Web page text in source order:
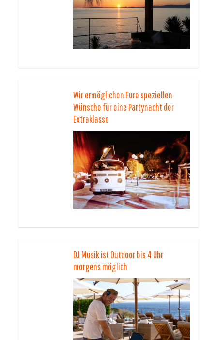
Wir ermöglichen Eure speziellen
Wünsche für eine Partynacht der
Extraklasse
DJ Musik ist Outdoor bis 4 Uhr
morgens möglich